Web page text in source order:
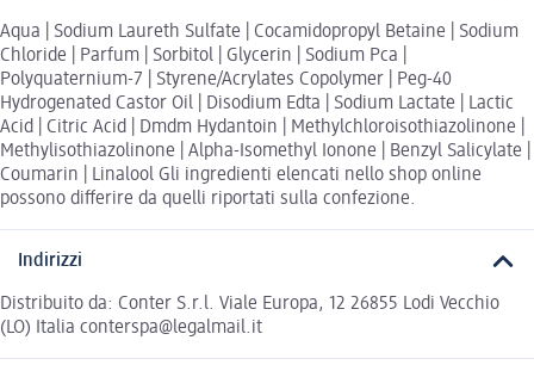
Aqua | Sodium Laureth Sulfate | Cocamidopropyl Betaine | Sodium
Chloride | Parfum | Sorbitol | Glycerin | Sodium Pca |
Polyquaternium-7 | Styrene/Acrylates Copolymer | Peg-40
Hydrogenated Castor Oil | Disodium Edta | Sodium Lactate | Lactic
Acid | Citric Acid | Dmdm Hydantoin | Methylchloroisothiazolinone |
Methylisothiazolinone | Alpha-Isomethyl Ionone | Benzyl Salicylate |
Coumarin | Linalool Gli ingredienti elencati nello shop online
possono differire da quelli riportati sulla confezione.
Indirizzi
Distribuito da: Conter S.r.l. Viale Europa, 12 26855 Lodi Vecchio
(LO) Italia conterspa@legalmail.it